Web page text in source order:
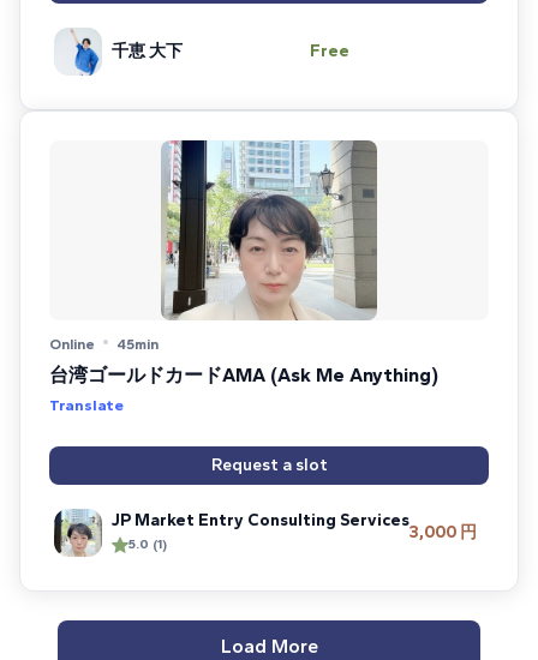
千恵 大下 Free
Online 45min
台湾ゴールドカードAMA (Ask Me Anything)
Translate
Request a slot
JP Market Entry Consulting Services
5.0 (1)
3,000 円
Load More